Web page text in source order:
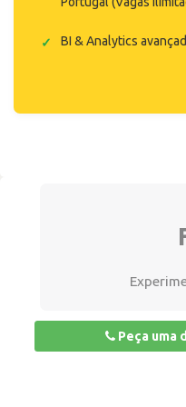
BI & Analytics
Peça uma